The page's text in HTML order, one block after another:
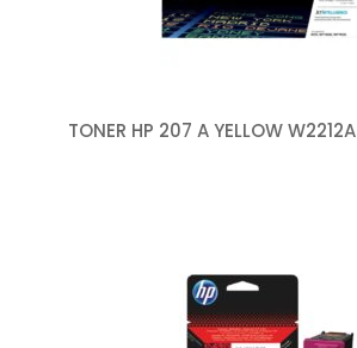
TONER HP 207 A YELLOW W2212A